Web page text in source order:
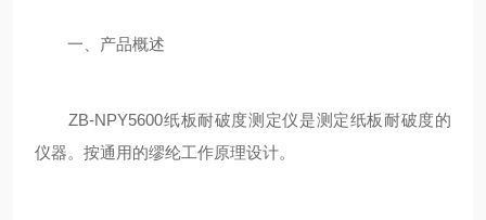
一、产品概述
ZB-NPY5600纸板耐破度测定仪是测定纸板耐破度的
仪器。按通用的缪纶工作原理设计。